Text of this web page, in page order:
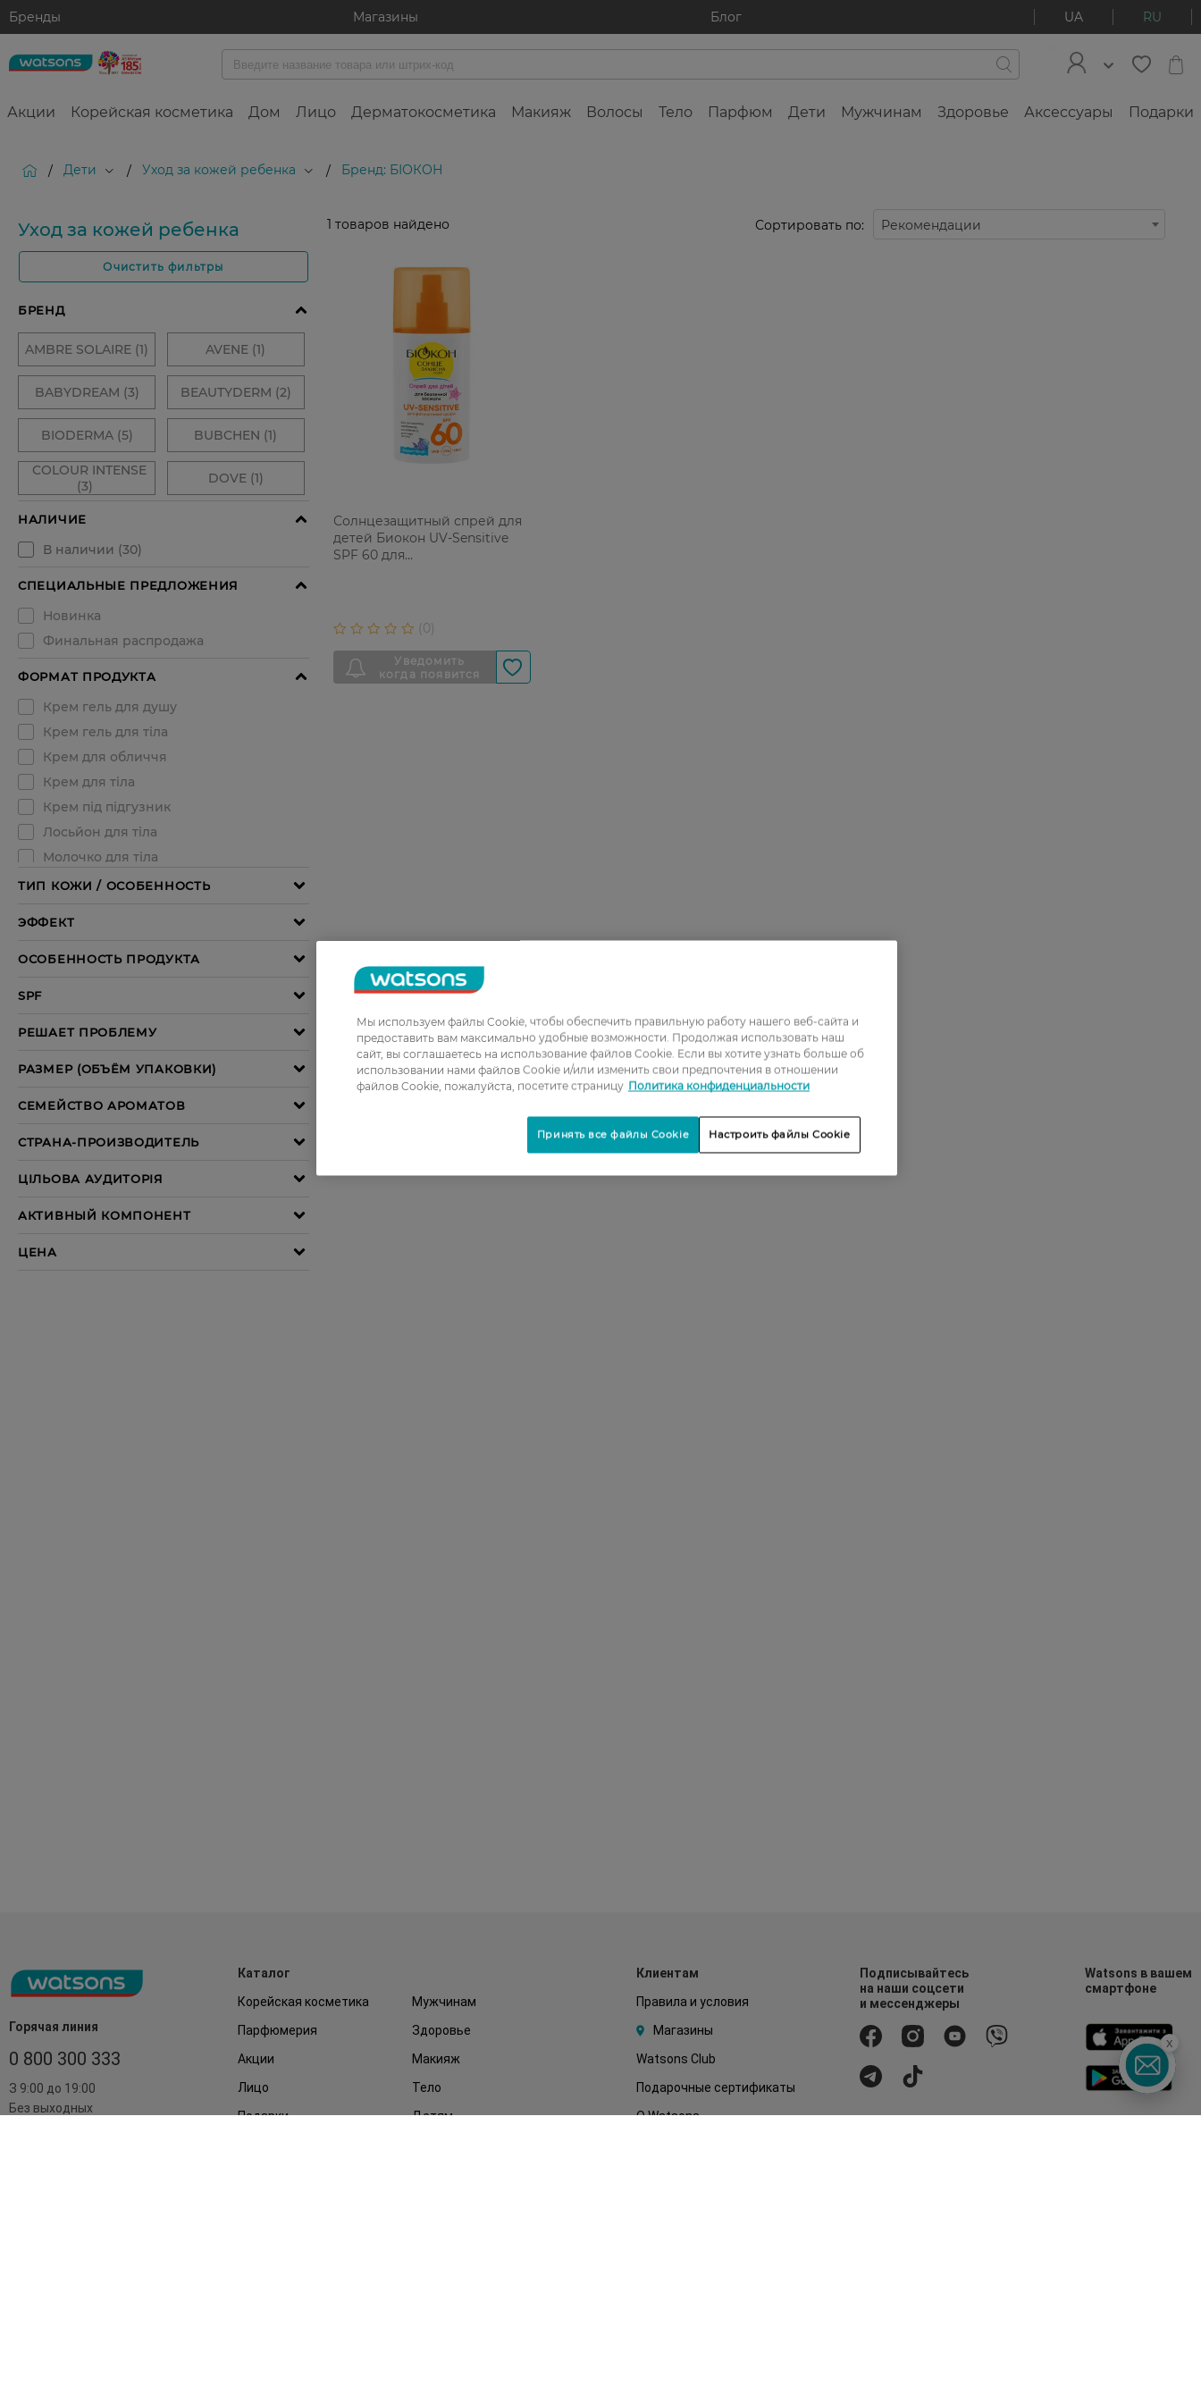
Бренды Магазины Блог UA RU
Акции Корейская косметика Дом Лицо Дерматокосметика Макияж Волосы Тело Парфюм Дети Мужчинам Здоровье Аксессуары Подарки
/ Дети / Уход за кожей ребенка / Бренд: БІОКОН
Уход за кожей ребенка
Очистить фильтры
1 товаров найдено Сортировать по: Рекомендации
Солнцезащитный спрей для
детей Биокон UV-Sensitive
SPF 60 для
Горячая линия
0 800 300 333
З 9:00 до 19:00
Без выходных
Каталог
Корейская косметика
Мужчинам
Парфюмерия
Здоровье
Акции
Макияж
Лицо
Тело
Подарки
Детям
Клиентам
Правила и условия
Магазины
Watsons Club
Подарочные сертификаты
О Watsons
Подписывайтесь
на наши соцсети
и мессенджеры
Watsons в вашем
смартфоне
x
Мы используем файлы Cookie, чтобы обеспечить правильную работу нашего веб-сайта и
предоставить вам максимально удобные возможности. Продолжая использовать наш
сайт, вы соглашаетесь на использование файлов Cookie. Если вы хотите узнать больше об
использовании нами файлов Cookie и/или изменить свои предпочтения в отношении
файлов Cookie, пожалуйста, посетите страницу Политика конфиденциальности
Настроить файлы Cookie
Принять все файлы Cookie